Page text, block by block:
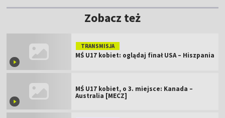
Zobacz też
TRANSMISJA
MŚ U17 kobiet: oglądaj finał USA – Hiszpania
MŚ U17 kobiet, o 3. miejsce: Kanada –
Australia [MECZ]